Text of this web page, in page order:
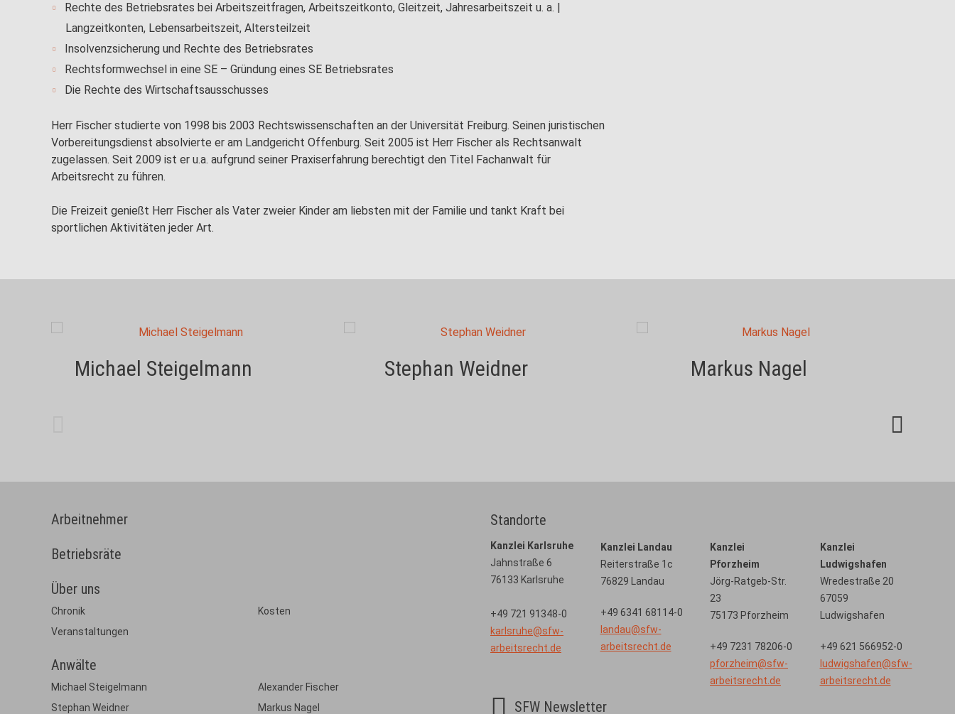
Rechte des Betriebsrates bei Arbeitszeitfragen, Arbeitszeitkonto, Gleitzeit, Jahresarbeitszeit u. a. |
Langzeitkonten, Lebensarbeitszeit, Altersteilzeit
Insolvenzsicherung und Rechte des Betriebsrates
Rechtsformwechsel in eine SE – Gründung eines SE Betriebsrates
Die Rechte des Wirtschaftsausschusses
Herr Fischer studierte von 1998 bis 2003 Rechtswissenschaften an der Universität Freiburg. Seinen juristischen
Vorbereitungsdienst absolvierte er am Landgericht Offenburg. Seit 2005 ist Herr Fischer als Rechtsanwalt
zugelassen. Seit 2009 ist er u.a. aufgrund seiner Praxiserfahrung berechtigt den Titel Fachanwalt für
Arbeitsrecht zu führen.
Die Freizeit genießt Herr Fischer als Vater zweier Kinder am liebsten mit der Familie und tankt Kraft bei
sportlichen Aktivitäten jeder Art.
Michael Steigelmann Stephan Weidner Markus Nagel
Arbeitnehmer
Betriebsräte
Über uns
Chronik
Kosten
Veranstaltungen
Anwälte
Michael Steigelmann
Alexander Fischer
Stephan Weidner
Markus Nagel
Standorte
Kanzlei Karlsruhe
Jahnstraße 6
76133 Karlsruhe
+49 721 91348-0
karlsruhe@sfw-
arbeitsrecht.de
Kanzlei Landau
Reiterstraße 1c
76829 Landau
+49 6341 68114-0
landau@sfw-
arbeitsrecht.de
Kanzlei
Pforzheim
Jörg-Ratgeb-Str.
23
75173 Pforzheim
+49 7231 78206-0
pforzheim@sfw-
arbeitsrecht.de
Kanzlei
Ludwigshafen
Wredestraße 20
67059
Ludwigshafen
+49 621 566952-0
ludwigshafen@sfw-
arbeitsrecht.de
SFW Newsletter
100%
Empfehlungen auf
SEHR GUT